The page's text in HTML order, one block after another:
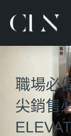
職場必
尖銷售